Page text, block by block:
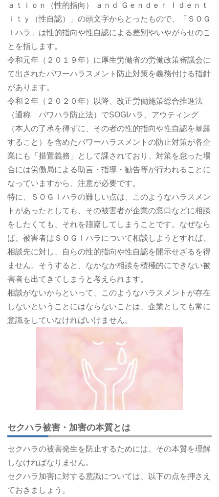
ａｔｉｏｎ（性的指向） ａｎｄ Ｇｅｎｄｅｒ Ｉｄｅｎｔ
ｉｔｙ（性自認）」の頭文字からとったもので、「ＳＯＧ
Ｉハラ」は性的指向や性自認による差別やいやがらせのこ
とを指します。
令和元年（２０１９年）に厚生労働省の労働政策審議会に
て出されたパワーハラスメント防止対策を義務付ける指針
があります。
令和２年（２０２０年）以降、改正労働施策総合推進法
（通称 パワハラ防止法）でSOGIハラ、アウティング
（本人の了承を得ずに、その者の性的指向や性自認を暴露
すること）を含めたパワーハラスメントの防止対策が各企
業にも「措置義務」として課されており、対策を怠った場
合には労働局による助言・指導・勧告等が行われることに
なっていますから、注意が必要です。
特に、ＳＯＧＩハラの難しい点は、このようなハラスメン
トがあったとしても、その被害者が企業の窓口などに相談
をしたくても、それを躊躇してしまうことです。なぜなら
ば、被害者はＳＯＧＩハラについて相談しようとすれば、
相談先に対し、自らの性的指向や性自認を開示せざるを得
ません。そうすると、なかなか相談を積極的にできない被
害者も出てきてしまうと考えられます。
相談がないからといって、このようなハラスメントが存在
しないということにはならないことは、企業としても常に
意識をしていなければいけません。
セクハラ被害・加害の本質とは
セクハラの被害発生を防止するためには、その本質を理解
しなければなりません。
セクハラ加害に対する意識については、以下の点を押さえ
ておきましょう。